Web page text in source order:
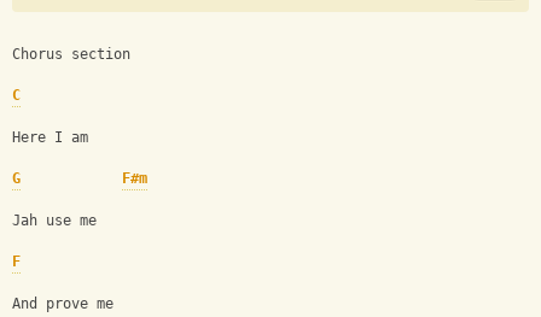
Chorus section
C
Here I am
G F#m
Jah use me
F
And prove me